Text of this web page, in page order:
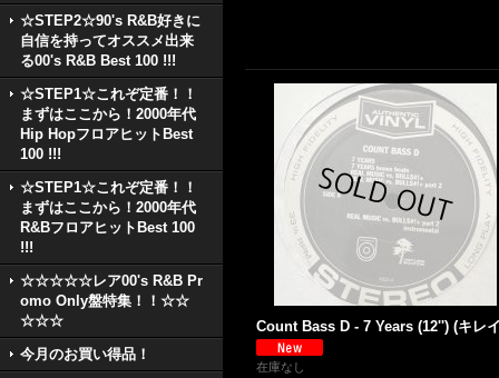
☆STEP2☆90's R&B好きに
自信を持ってオススメ出来
る00's R&B Best 100 !!!
☆STEP1☆これぞ定番！！
まずはここから！2000年代
Hip HopフロアヒットBest
100 !!!
☆STEP1☆これぞ定番！！
まずはここから！2000年代
R&BフロアヒットBest 100
!!!
☆☆☆☆☆レア00's R&B Pr
omo Only盤特集！！☆☆
☆☆☆
今月のお買い得品！
Count Bass D - 7 Years (12'') (キレ
在庫なし